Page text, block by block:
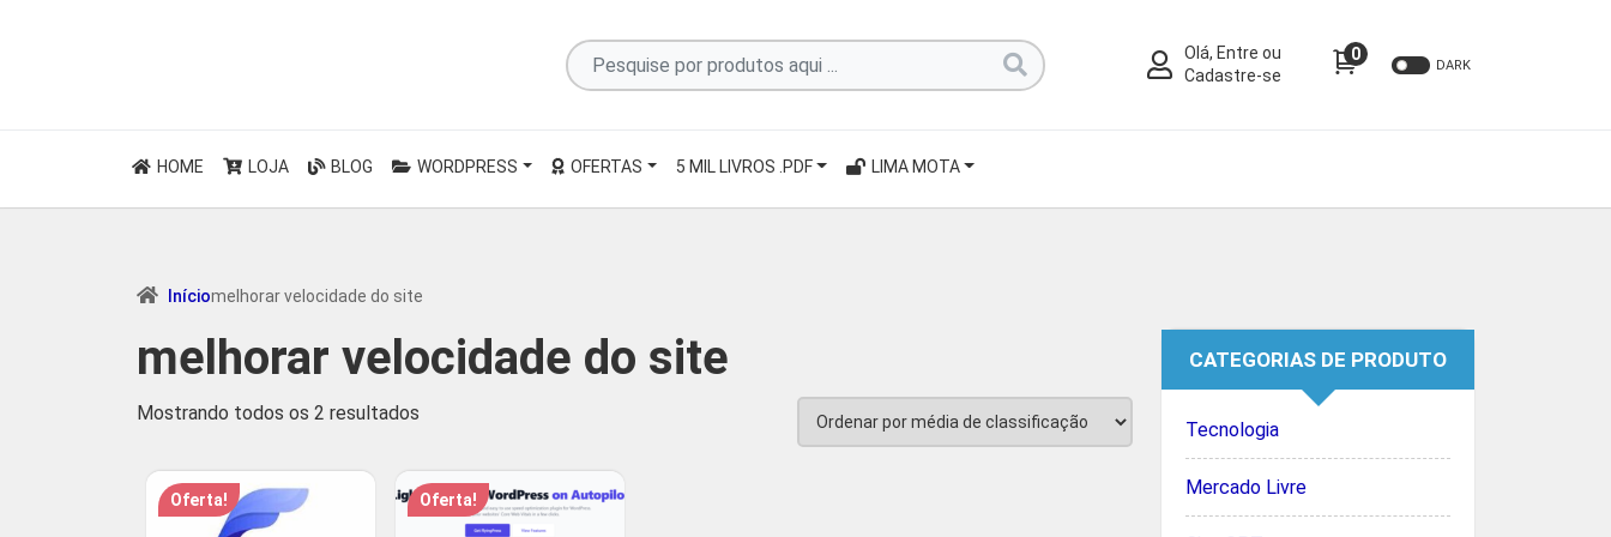
Pesquise
por
Olá, Entre ou
Cadastre-se
0
DARK
HOME LOJA BLOG WORDPRESS OFERTAS 5 MIL LIVROS .PDF LIMA MOTA
Iníciomelhorar velocidade do site
melhorar velocidade do site
Mostrando todos os 2 resultados
classificação
média
Oferta! Oferta!
CATEGORIAS DE PRODUTO
Tecnologia
Mercado Livre